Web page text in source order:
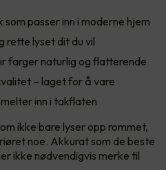
passer inn i moderne hjem
rette lyset dit du vil
farger naturlig og flatterende
– laget for å vare
inn i takflaten
ikke bare lyser opp rommet,
noe. Akkurat som de beste
ikke nødvendigvis merke til